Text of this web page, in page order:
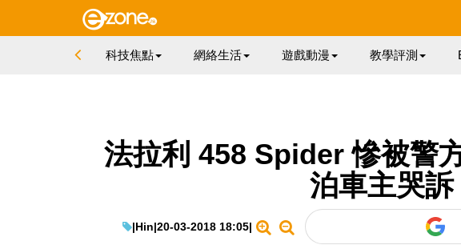
科技焦點 網絡生活 遊戲動漫 教學評測
法拉利 458 Spider 慘被警
泊車主哭訴
|Hin|20-03-2018 18:05|